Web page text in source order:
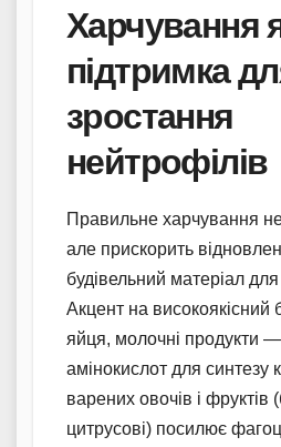
Харчування
підтримка
зростання
нейтрофілів
Правильне харчування не
але прискорить
будівельний матеріал для
Акцент на високоякісний
яйця, молочні продукти
амінокислот для синтезу
варених овочів і фруктів
цитрусові) посилює